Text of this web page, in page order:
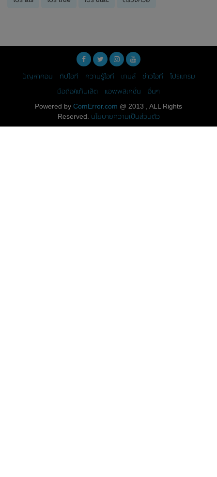
ปัญหาคอม ทิปไอที ความรู้ไอที เกมส์ ข่าวไอที
โปรแกรม
มือถือ/แท็บเล็ต
แอพพลิเคชั่น
อื่นๆ
Powered by ComError.com @ 2013 , ALL Rights
Reserved. นโยบายความเป็นส่วนตัว